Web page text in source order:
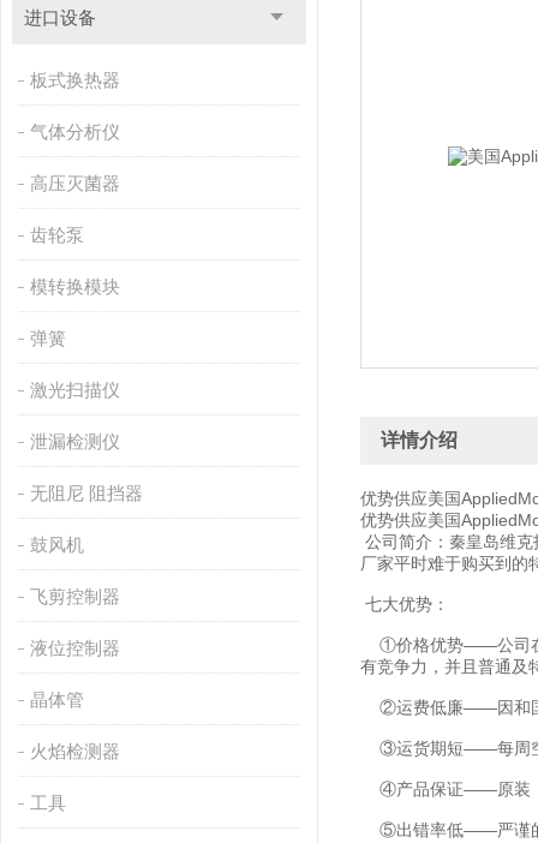
进口设备
板式换热器
气体分析仪
高压灭菌器
齿轮泵
模转换模块
弹簧
激光扫描仪
泄漏检测仪
无阻尼 阻挡器
鼓风机
飞剪控制器
液位控制器
晶体管
火焰检测器
工具
详情介绍
优势供应美国
优势供应美国
公司简介：秦皇岛维
厂家平时难于购买到的
七大优势：
①价格优势——公司在
有竞争力，并且普通及
②运费低廉——因和国
③运货期短——每周空
④产品保证——原装
⑤出错率低——严谨的